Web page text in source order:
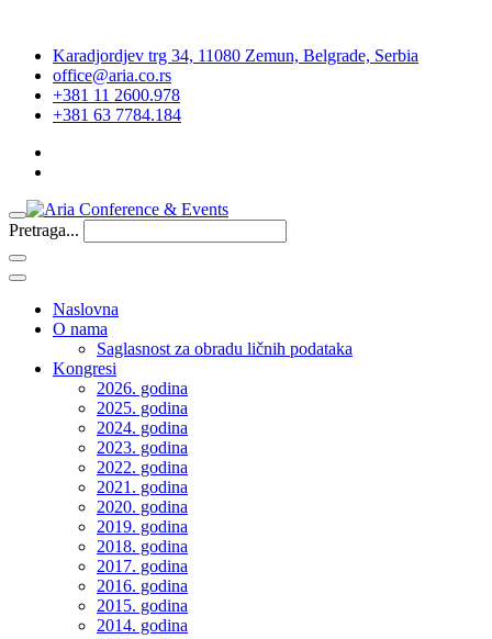
Karadjordjev trg 34, 11080 Zemun, Belgrade, Serbia
office@aria.co.rs
+381 11 2600.978
+381 63 7784.184
Pretraga...
Naslovna
O nama
Saglasnost za obradu ličnih podataka
Kongresi
2026. godina
2025. godina
2024. godina
2023. godina
2022. godina
2021. godina
2020. godina
2019. godina
2018. godina
2017. godina
2016. godina
2015. godina
2014. godina